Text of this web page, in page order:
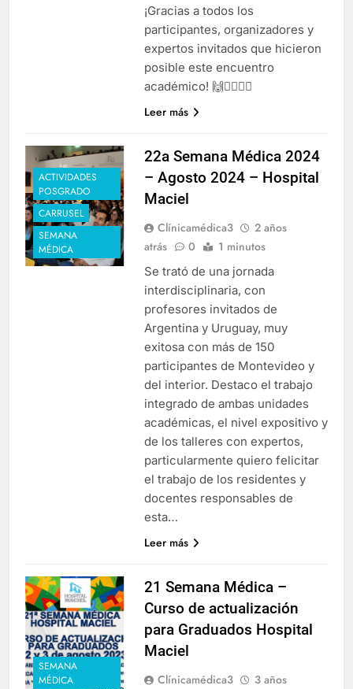
¡Gracias a todos los
participantes, organizadores y
expertos invitados que hicieron
posible este encuentro
académico! 🙌👩‍⚕️👨‍⚕️
Leer más
ACTIVIDADES
POSGRADO
CARRUSEL
SEMANA
MÉDICA
22a Semana Médica 2024
– Agosto 2024 – Hospital
Maciel
Clínicamédica3
2 años
atrás
0 1 minutos
Se trató de una jornada
interdisciplinaria, con
profesores invitados de
Argentina y Uruguay, muy
exitosa con más de 150
participantes de Montevideo y
del interior. Destaco el trabajo
integrado de ambas unidades
académicas, el nivel expositivo y
de los talleres con expertos,
particularmente quiero felicitar
el trabajo de los residentes y
docentes responsables de
esta…
Leer más
SEMANA
MÉDICA
21 Semana Médica –
Curso de actualización
para Graduados Hospital
Maciel
Clínicamédica3
3 años